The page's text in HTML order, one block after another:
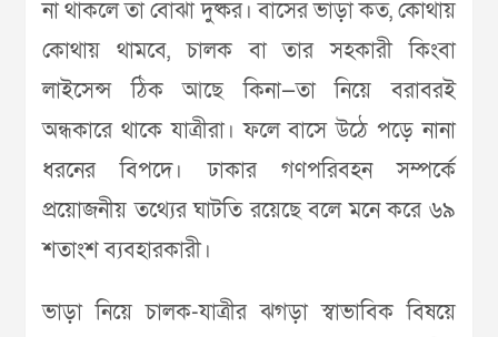
না থাকলে তা বোঝা দুষ্কর। বাসের ভাড়া কত, কোথায়
কোথায় থামবে, চালক বা তার সহকারী কিংবা
লাইসেন্স ঠিক আছে কিনা—তা নিয়ে বরাবরই
অন্ধকারে থাকে যাত্রীরা। ফলে বাসে উঠে পড়ে নানা
ধরনের বিপদে। ঢাকার গণপরিবহন সম্পর্কে
প্রয়োজনীয় তথ্যের ঘাটতি রয়েছে বলে মনে করে ৬৯
শতাংশ ব্যবহারকারী।
ভাড়া নিয়ে চালক-যাত্রীর ঝগড়া স্বাভাবিক বিষয়ে